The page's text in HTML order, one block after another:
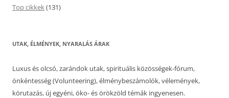
Top cikkek(131)
UTAK, ÉLMÉNYEK, NYARALÁS ÁRAK
Luxus és olcsó, zarándok utak, spirituális közösségek-fórum,
önkéntesség (Volunteering), élménybeszámolók, vélemények,
körutazás, új egyéni, öko- és örökzöld témák ingyenesen.